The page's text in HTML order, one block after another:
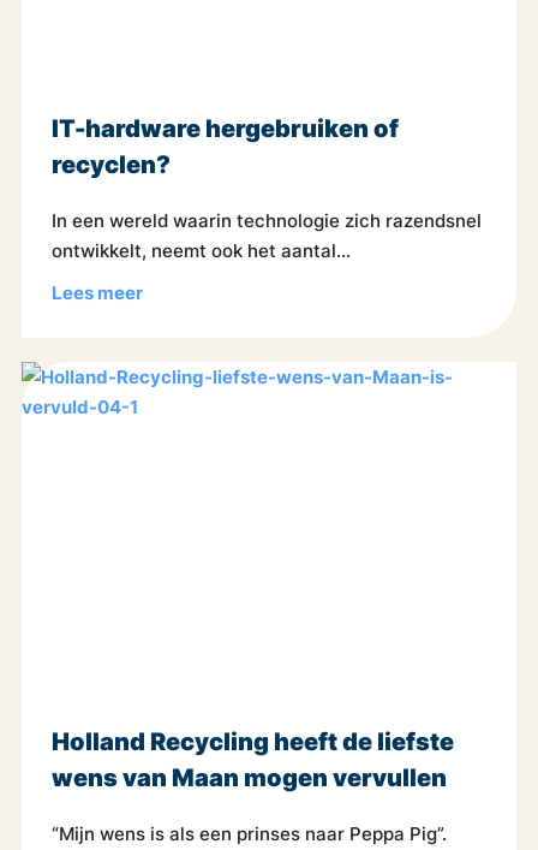
IT-hardware hergebruiken of
recyclen?
In een wereld waarin technologie zich razendsnel
ontwikkelt, neemt ook het aantal...
Lees meer
Holland Recycling heeft de liefste
wens van Maan mogen vervullen
“Mijn wens is als een prinses naar Peppa Pig”.